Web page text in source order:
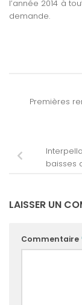
l’année 2014 à
demande.
Premières
baisses
LAISSER UN
Commentaire